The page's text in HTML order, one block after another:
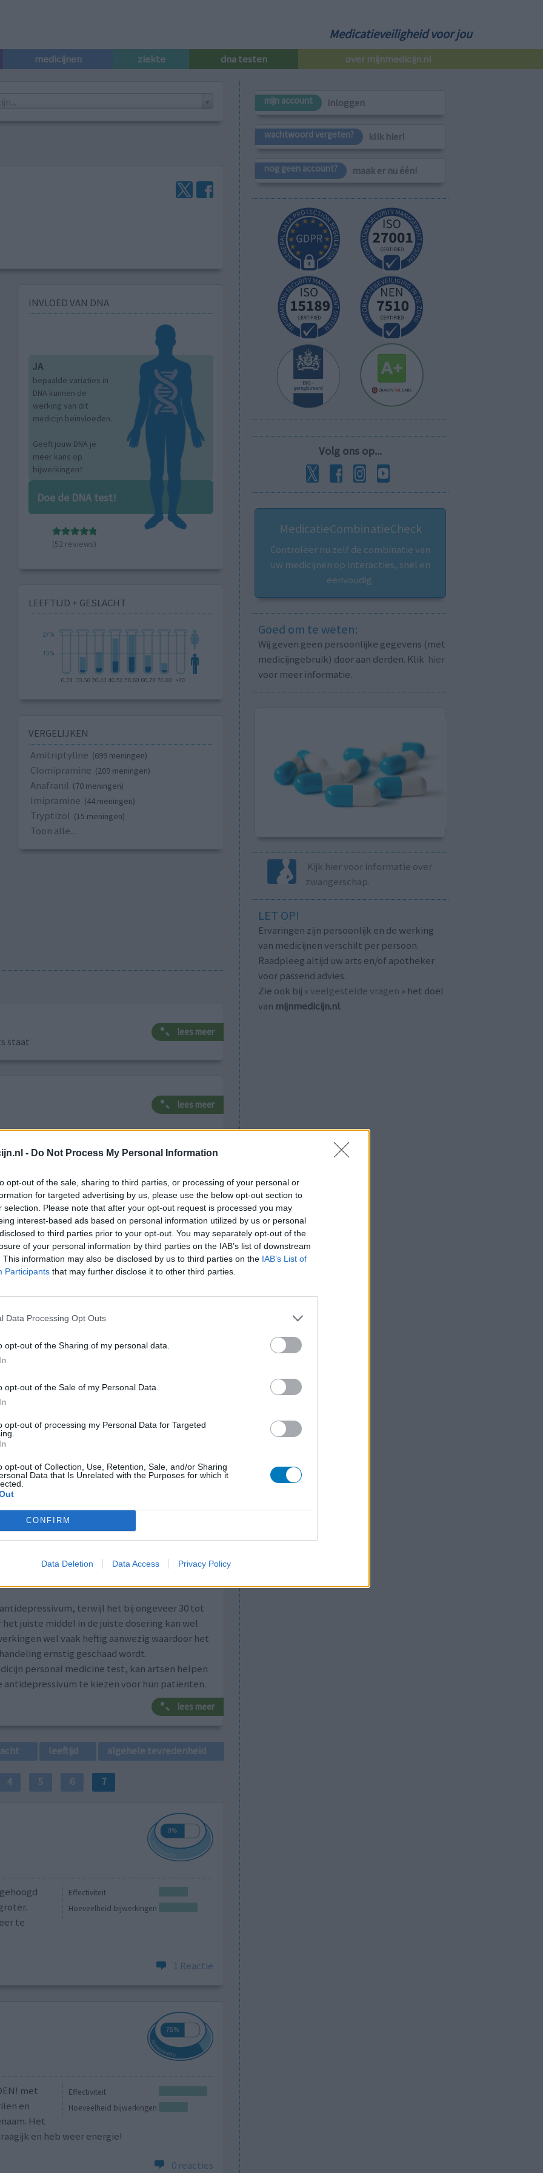
- Do Not Process My Personal Information
opt-out of the sale, sharing to third parties, or processing of your personal or
for targeted advertising by us, please use the below opt-out section to
selection. Please note that after your opt-out request is processed you may
interest-based ads based on personal information utilized by us or personal
to third parties prior to your opt-out. You may separately opt-out of the
of your personal information by third parties on the IAB’s list of downstream
This information may also be disclosed by us to third parties on the IAB’s List of
Participants that may further disclose it to other third parties.
Data Processing Opt Outs
opt-out of the Sharing of my personal data.
opt-out of the Sale of my Personal Data.
opt-out of processing my Personal Data for Targeted
opt-out of Collection, Use, Retention, Sale, and/or Sharing
Data that Is Unrelated with the Purposes for which it
CONFIRM
Data Deletion Data Access Privacy Policy
Medicatieveiligheid voor jou
medicijnen ziekte dna testen over mijnmedicijn.nl
INVLOED VAN DNA
JA
bepaalde variaties in
DNA kunnen de
werking van dit
medicijn beïnvloeden.
Geeft jouw DNA je
meer kans op
bijwerkingen?
Doe de DNA test!
(52 reviews)
LEEFTIJD + GESLACHT
VERGELIJKEN
Amitriptyline (699 meningen)
Clomipramine (209 meningen)
Anafranil (70 meningen)
Imipramine (44 meningen)
Tryptizol (15 meningen)
Toon alle...
staat
lees meer
lees meer
om voorlichting over depressie te
Het subsidiegeld dat het ministerie van
aan kosten voor directie en
Skyhigh betaald, voor de
MHF-voorzitter Bram Bakker een
voor de geestelijke gezondheid in 's
effectief te zijn als een aanvullende
werden verminderd en het effect bleek
aanwijzingen dat omega-3-supplementen
van ADHD. Wat is Omega-3? Omega
De bekendste zijn het plantaardige alfa-
(DHA). De vette vissoorten
belangrijke bronnen. Vissen halen de EPA
het direct uit algen.
Naar volledige artikel
09-2019)
terwijl het bij ongeveer 30 tot
juiste middel in de juiste dosering kan wel
wel vaak heftig aanwezig waardoor het
ernstig geschaad wordt.
personal medicine test, kan artsen helpen
te kiezen voor hun patiënten.
lees meer
leeftijd algehele tevredenheid
4 5 6 7
Effectiviteit
Hoeveelheid bijwerkingen
te
1 Reactie
Effectiviteit
Hoeveelheid bijwerkingen
met
en
Het
en heb weer energie!
0 reacties
mijn account inloggen
wachtwoord vergeten? klik hier!
nog geen account? maak er nu één!
Volg ons op...
MedicatieCombinatieCheck
Controleer nu zelf de combinatie van
uw medicijnen op interacties, snel en
eenvoudig.
Goed om te weten:
Wij geven geen persoonlijke gegevens (met
medicijngebruik) door aan derden. Klik hier
voor meer informatie.
Kijk hier voor informatie over
zwangerschap.
LET OP!
Ervaringen zijn persoonlijk en de werking
van medicijnen verschilt per persoon.
Raadpleeg altijd uw arts en/of apotheker
voor passend advies.
Zie ook bij « veelgestelde vragen » het doel
van mijnmedicijn.nl.